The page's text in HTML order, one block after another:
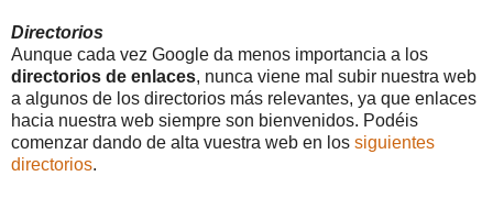
Directorios
Aunque cada vez Google da menos importancia a los
directorios de enlaces, nunca viene mal subir nuestra web
a algunos de los directorios más relevantes, ya que enlaces
hacia nuestra web siempre son bienvenidos. Podéis
comenzar dando de alta vuestra web en los siguientes
directorios.